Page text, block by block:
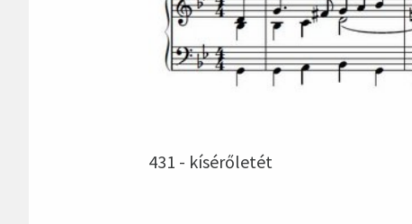
431 - kísérőletét